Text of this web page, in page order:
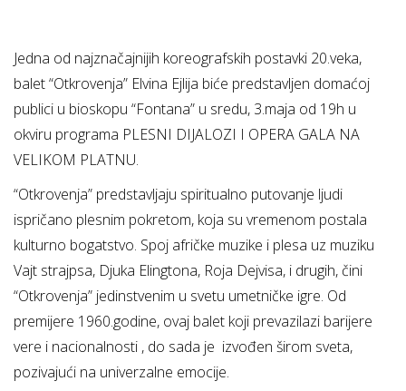
Jedna od najznačajnijih koreografskih postavki 20.veka,
balet “Otkrovenja” Elvina Ejlija biće predstavljen domaćoj
publici u bioskopu “Fontana” u sredu, 3.maja od 19h u
okviru programa PLESNI DIJALOZI I OPERA GALA NA
VELIKOM PLATNU.
“Otkrovenja” predstavljaju spiritualno putovanje ljudi
ispričano plesnim pokretom, koja su vremenom postala
kulturno bogatstvo. Spoj afričke muzike i plesa uz muziku
Vajt strajpsa, Djuka Elingtona, Roja Dejvisa, i drugih, čini
“Otkrovenja” jedinstvenim u svetu umetničke igre. Od
premijere 1960.godine, ovaj balet koji prevazilazi barijere
vere i nacionalnosti , do sada je izvođen širom sveta,
pozivajući na univerzalne emocije.